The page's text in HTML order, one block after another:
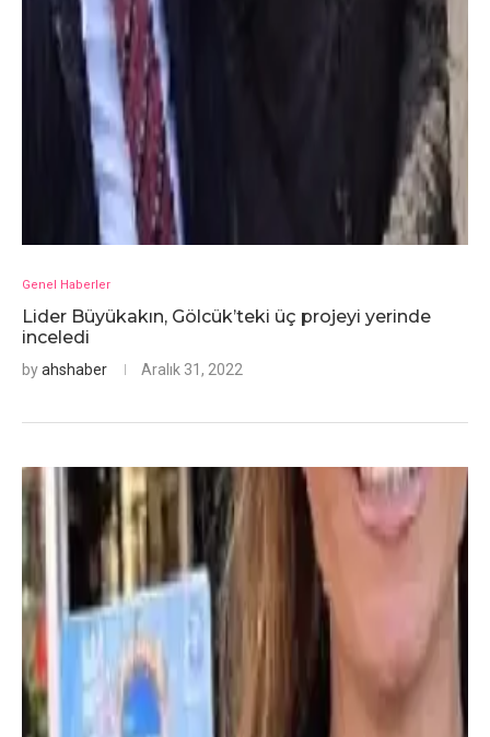
Genel Haberler
Lider Büyükakın, Gölcük’teki üç projeyi yerinde
inceledi
byahshaber Aralık 31, 2022